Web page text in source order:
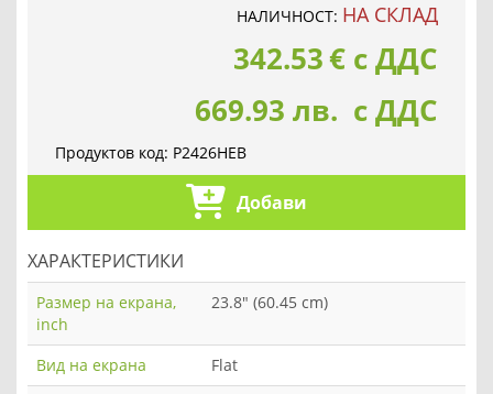
НАЛИЧНОСТ: НА СКЛАД
342.53€ с ДДС
669.93 лв. с ДДС
Продуктов код: P2426HEB
Добави
ХАРАКТЕРИСТИКИ
Размер на екрана,
inch
23.8" (60.45 cm)
Вид на екрана
Flat